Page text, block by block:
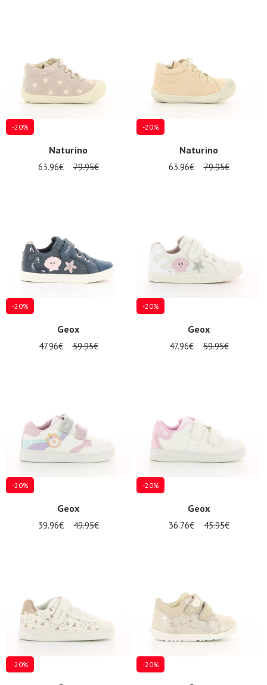
-20%
Naturino
63.96€ 79.95€
-20%
Naturino
63.96€ 79.95€
-20%
Geox
47.96€ 59.95€
-20%
Geox
47.96€ 59.95€
-20%
Geox
39.96€ 49.95€
-20%
Geox
36.76€ 45.95€
-20% -20%